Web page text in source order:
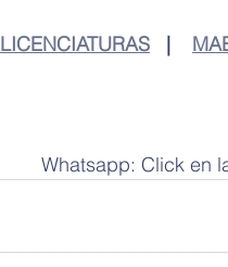
LICENCIATURAS
   |
Whatsapp: Click en